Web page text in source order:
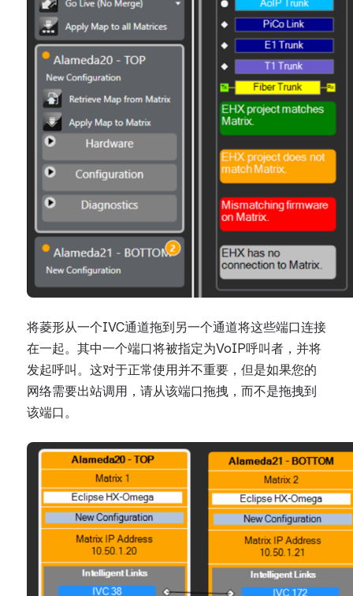
将菱形从一个IVC通道拖到另一个通道将这些端口连接
在一起。其中一个端口将被指定为VoIP呼叫者，并将
发起呼叫。这对于正常使用并不重要，但是如果您的
网络需要出站调用，请从该端口拖拽，而不是拖拽到
该端口。
Open